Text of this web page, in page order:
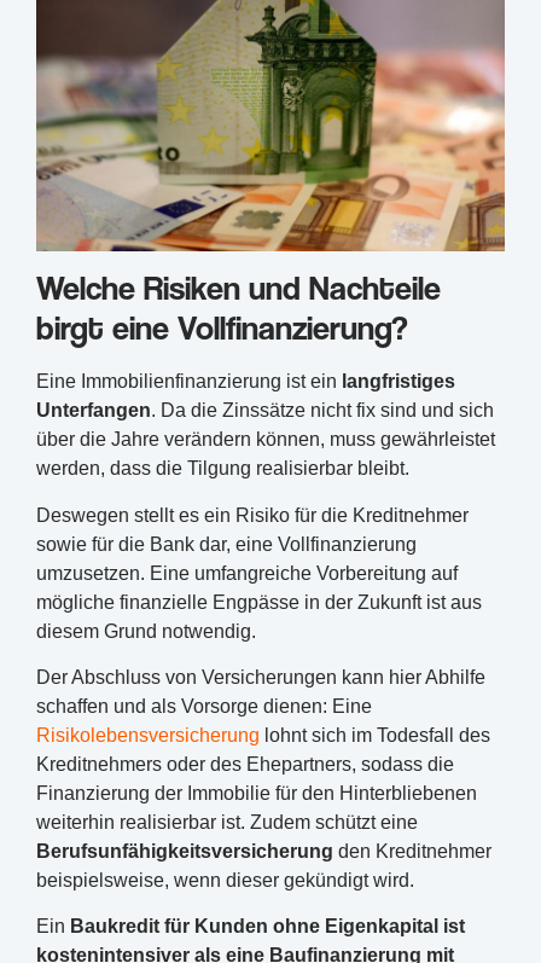
Welche Risiken und Nachteile
birgt eine Vollfinanzierung?
Eine Immobilienfinanzierung ist ein langfristiges
Unterfangen. Da die Zinssätze nicht fix sind und sich
über die Jahre verändern können, muss gewährleistet
werden, dass die Tilgung realisierbar bleibt.
Deswegen stellt es ein Risiko für die Kreditnehmer
sowie für die Bank dar, eine Vollfinanzierung
umzusetzen. Eine umfangreiche Vorbereitung auf
mögliche finanzielle Engpässe in der Zukunft ist aus
diesem Grund notwendig.
Der Abschluss von Versicherungen kann hier Abhilfe
schaffen und als Vorsorge dienen: Eine
Risikolebensversicherung lohnt sich im Todesfall des
Kreditnehmers oder des Ehepartners, sodass die
Finanzierung der Immobilie für den Hinterbliebenen
weiterhin realisierbar ist. Zudem schützt eine
Berufsunfähigkeitsversicherung den Kreditnehmer
beispielsweise, wenn dieser gekündigt wird.
Ein Baukredit für Kunden ohne Eigenkapital ist
kostenintensiver als eine Baufinanzierung mit